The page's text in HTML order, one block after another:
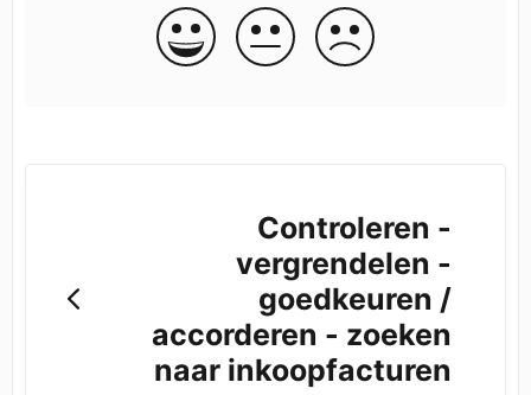
Controleren -
vergrendelen -
goedkeuren /
accorderen - zoeken
naar inkoopfacturen